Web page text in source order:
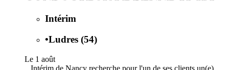
Intérim
•Ludres (54)
Le 1 août
...Intérim de Nancy recherche pour l'un de ses clients un(e)